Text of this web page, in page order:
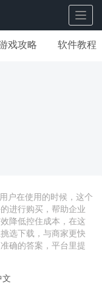
戏攻略 软件教程
户在使用的时候，这个
进行购买，帮助企业
降低控住成本，在这
选下载，与商家更快
确的答案，平台里提
文